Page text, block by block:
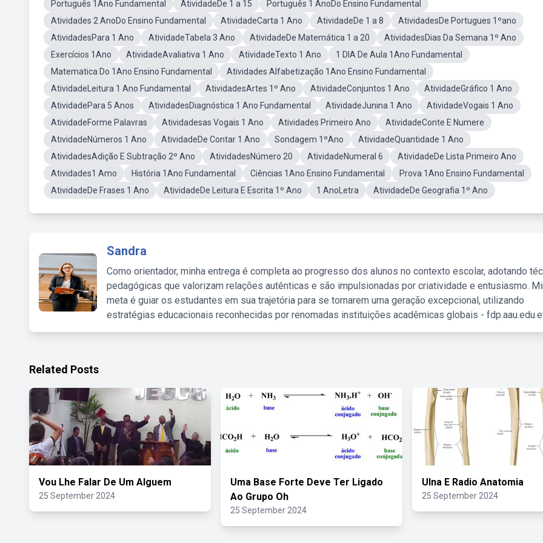
Português 1Ano Fundamental
AtividadeDe 1 a 15
Português 1 AnoDo Ensino Fundamental
Atividades 2 AnoDo Ensino Fundamental
AtividadeCarta 1 Ano AtividadeDe 1 a 8
AtividadesDe Portugues 1ºano
AtividadesPara 1 Ano
AtividadeTabela 3 Ano AtividadeDe Matemática 1 a 20
AtividadesDias Da Semana 1º Ano
Exercícios 1Ano
AtividadeAvaliativa 1 Ano AtividadeTexto 1 Ano
1 DIA De Aula 1Ano Fundamental
Matematica Do 1Ano Ensino Fundamental
Atividades Alfabetização 1Ano Ensino Fundamental
AtividadeLeitura 1 Ano Fundamental
AtividadesArtes 1º Ano AtividadeConjuntos 1 Ano
AtividadeGráfico 1 Ano
AtividadePara 5 Anos
AtividadesDiagnóstica 1 Ano Fundamental AtividadeJunina 1 Ano
AtividadeVogais 1 Ano
AtividadeForme Palavras
Atividadesas Vogais 1 Ano Atividades Primeiro Ano
AtividadeConte E Numere
AtividadeNúmeros 1 Ano
AtividadeDe Contar 1 Ano Sondagem 1ºAno
AtividadeQuantidade 1 Ano
AtividadesAdição E Subtração 2º Ano
AtividadesNúmero 20 AtividadeNumeral 6
AtividadeDe Lista Primeiro Ano
Atividades1 Amo
História 1Ano Fundamental Ciências 1Ano Ensino Fundamental
Prova 1Ano Ensino Fundamental
AtividadeDe Frases 1 Ano
AtividadeDe Leitura E Escrita 1º Ano 1 AnoLetra AtividadeDe Geografia 1º Ano
Sandra
Como orientador, minha entrega é completa ao progresso dos alunos no contexto escolar, adotando
pedagógicas que valorizam relações autênticas e são impulsionadas por criatividade e entusiasmo.
meta é guiar os estudantes em sua trajetória para se tornarem uma geração excepcional, utilizando
estratégias educacionais reconhecidas por renomadas instituições acadêmicas globais -
Related Posts
Vou Lhe Falar De Um Alguem
25 September 2024
Uma Base Forte Deve Ter Ligado
Ao Grupo Oh
25 September 2024
Ulna E Radio Anatomia
25 September 2024